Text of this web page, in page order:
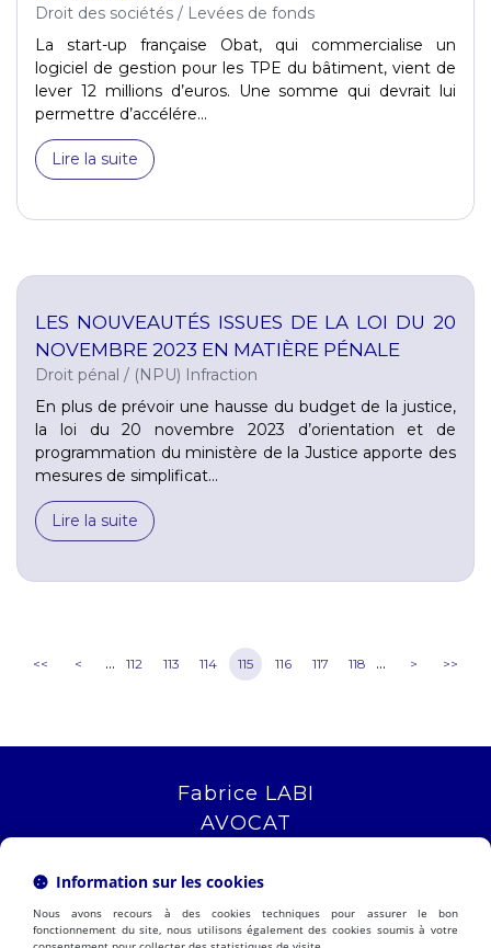
Droit des sociétés / Levées de fonds
La start-up française Obat, qui commercialise un
logiciel de gestion pour les TPE du bâtiment, vient de
lever 12 millions d’euros. Une somme qui devrait lui
permettre d’accélére...
Lire la suite
LES NOUVEAUTÉS ISSUES DE LA LOI DU 20
NOVEMBRE 2023 EN MATIÈRE PÉNALE
Droit pénal / (NPU) Infraction
En plus de prévoir une hausse du budget de la justice,
la loi du 20 novembre 2023 d’orientation et de
programmation du ministère de la Justice apporte des
mesures de simplificat...
Lire la suite
<< < ... 112 113 114 115 116 117 118 ... > >>
Fabrice LABI
AVOCAT
13006 MARSEILLE
NOUS LOCALISER
Information sur les cookies
Nous avons recours à des cookies techniques pour assurer le bon
fonctionnement du site, nous utilisons également des cookies soumis à votre